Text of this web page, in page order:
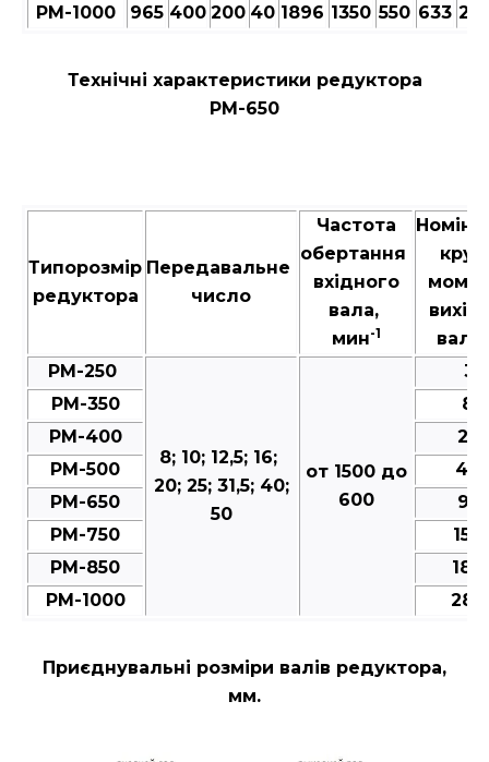
РМ-1000
965 400 200 40 1896 1350 550 633
Технічні характеристики редуктора
РМ-650
Типорозмір
редуктора
Передавальне
число
Частота
обертання
вхідного
вала,
мин-1
РМ-250
8; 10; 12,5; 16;
20; 25; 31,5; 40;
50
от 1500 до
600
РМ-350
РМ-400
РМ-500
РМ-650
РМ-750
РМ-850
РМ-1000
Приєднувальні розміри валів редуктора,
мм.